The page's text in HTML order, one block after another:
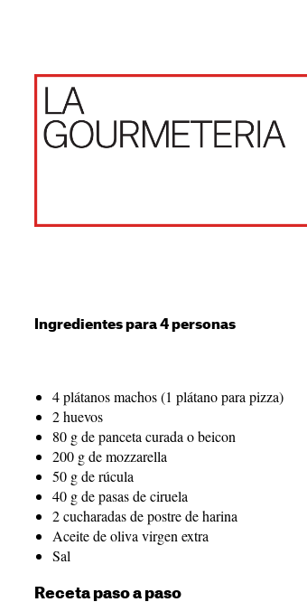
Ingredientes para 4 personas
4 plátanos machos (1 plátano para pizza)
2 huevos
80 g de panceta curada o beicon
200 g de mozzarella
50 g de rúcula
40 g de pasas de ciruela
2 cucharadas de postre de harina
Aceite de oliva virgen extra
Sal
Receta paso a paso